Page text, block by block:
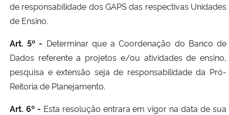
de responsabilidade dos GAPS das respectivas Unidades
de Ensino.
Art. 5º - Determinar que a Coordenação do Banco de
Dados referente a projetos e/ou atividades de ensino,
pesquisa e extensão seja de responsabilidade da Pró-
Reitoria de Planejamento.
Art. 6º - Esta resolução entrara em vigor na data de sua